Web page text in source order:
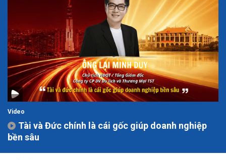
Video
Tài và Đức chính là cái gốc giúp doanh nghiệp
bền sâu